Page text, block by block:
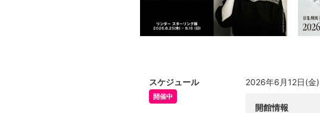
スケジュール
開催中
2026年6月12日(
開館情報